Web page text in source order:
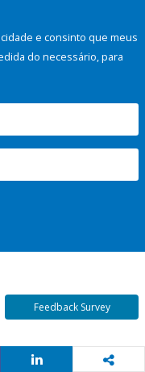
e consinto que meus
do necessário, para
Feedback Survey